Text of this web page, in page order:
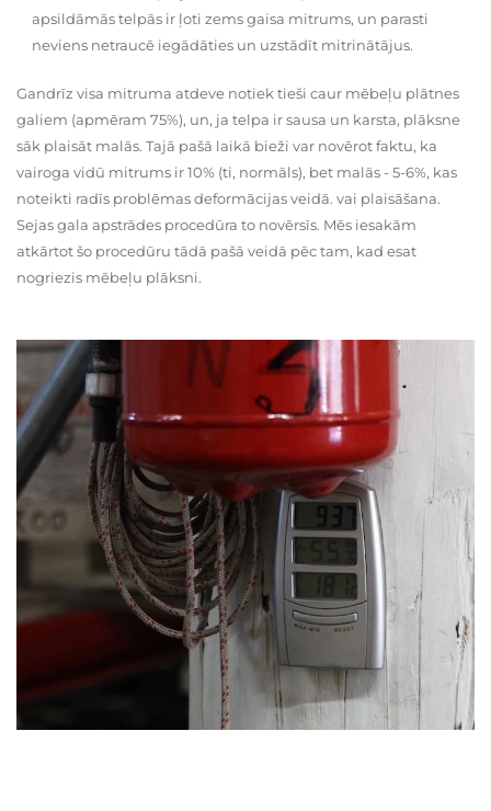
apsildāmās telpās ir ļoti zems gaisa mitrums, un parasti
neviens netraucē iegādāties un uzstādīt mitrinātājus.
Gandrīz visa mitruma atdeve notiek tieši caur mēbeļu plātnes
galiem (apmēram 75%), un, ja telpa ir sausa un karsta, plāksne
sāk plaisāt malās. Tajā pašā laikā bieži var novērot faktu, ka
vairoga vidū mitrums ir 10% (ti, normāls), bet malās - 5-6%, kas
noteikti radīs problēmas deformācijas veidā. vai plaisāšana.
Sejas gala apstrādes procedūra to novērsīs. Mēs iesakām
atkārtot šo procedūru tādā pašā veidā pēc tam, kad esat
nogriezis mēbeļu plāksni.